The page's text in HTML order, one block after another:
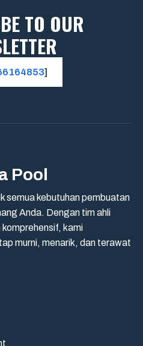
TO OUR
]
Pool
semua kebutuhan pembuatan
Anda. Dengan tim ahli
komprehensif, kami
murni, menarik, dan terawat